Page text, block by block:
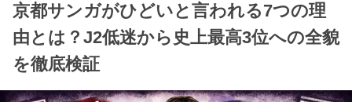
京都サンガがひどいと言われる7つの理
由とは？J2低迷から史上最高3位への全貌
を徹底検証